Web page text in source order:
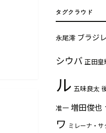
タグクラウド
永尾澪 ブラジ
シウバ 正田皇
ル 五味良太
准一 増田俊也
ワ ミレーナ・サ